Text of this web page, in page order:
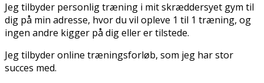
Jeg tilbyder personlig træning i mit skræddersyet gym til
dig på min adresse, hvor du vil opleve 1 til 1 træning, og
ingen andre kigger på dig eller er tilstede.
Jeg tilbyder online træningsforløb, som jeg har stor
succes med.